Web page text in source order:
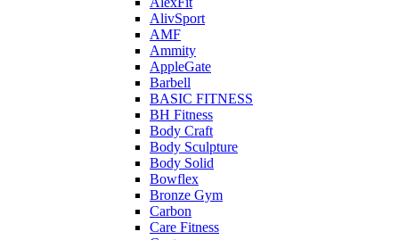
AlivSport
AMF
Ammity
AppleGate
Barbell
BASIC FITNESS
BH Fitness
Body Craft
Body Sculpture
Body Solid
Bowflex
Bronze Gym
Carbon
Care Fitness